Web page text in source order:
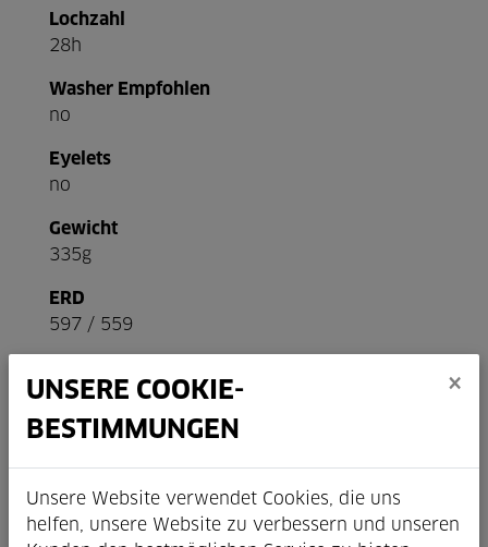
UNSERE COOKIE-
BESTIMMUNGEN
×
Unsere Website verwendet Cookies, die uns
helfen, unsere Website zu verbessern und unseren
Lochzahl
28h
Washer Empfohlen
no
Eyelets
no
Gewicht
335g
ERD
597 / 559